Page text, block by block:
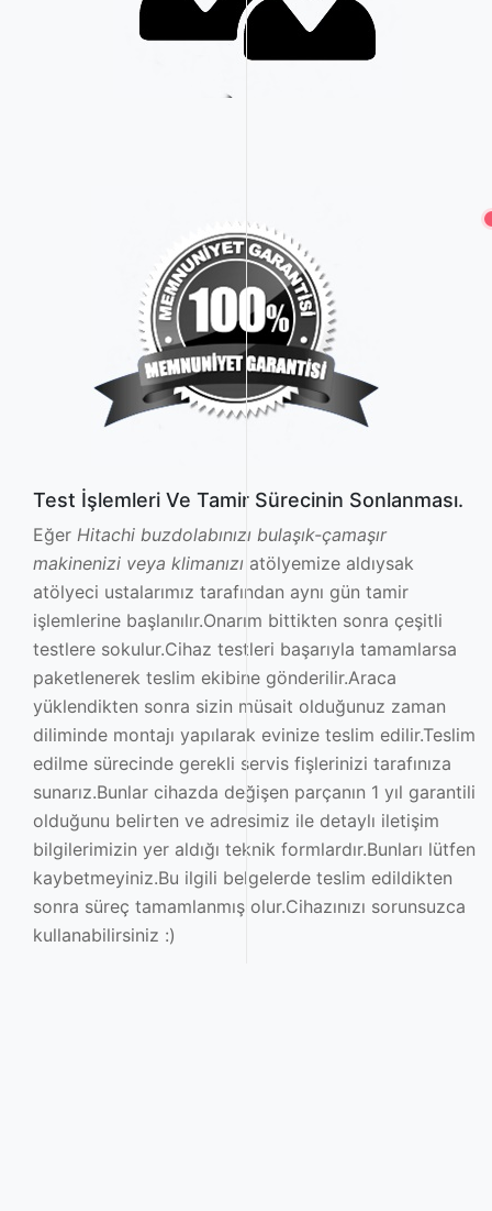
Test İşlemleri Ve Tamir Sürecinin Sonlanması.
Eğer Hitachi buzdolabınızı bulaşık-çamaşır
makinenizi veya klimanızı atölyemize aldıysak
atölyeci ustalarımız tarafından aynı gün tamir
işlemlerine başlanılır.Onarım bittikten sonra çeşitli
testlere sokulur.Cihaz testleri başarıyla tamamlarsa
paketlenerek teslim ekibine gönderilir.Araca
yüklendikten sonra sizin müsait olduğunuz zaman
diliminde montajı yapılarak evinize teslim edilir.Teslim
edilme sürecinde gerekli servis fişlerinizi tarafınıza
sunarız.Bunlar cihazda değişen parçanın 1 yıl garantili
olduğunu belirten ve adresimiz ile detaylı iletişim
bilgilerimizin yer aldığı teknik formlardır.Bunları lütfen
kaybetmeyiniz.Bu ilgili belgelerde teslim edildikten
sonra süreç tamamlanmış olur.Cihazınızı sorunsuzca
kullanabilirsiniz :)